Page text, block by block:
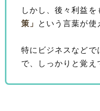
しかし、後々利益
策」
という言葉が使
特にビジネスなどで
で、しっかりと覚え